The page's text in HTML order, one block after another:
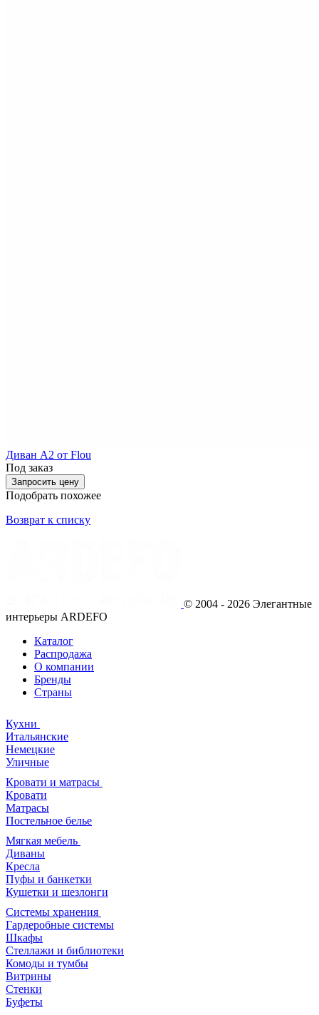
Диван A2 от Flou
Под заказ
Запросить цену
Подобрать похожее
Возврат к списку
© 2004 - 2026 Элегантные
интерьеры ARDEFO
Каталог
Распродажа
О компании
Бренды
Страны
Кухни
Итальянские
Немецкие
Уличные
Кровати и матрасы
Кровати
Матрасы
Постельное белье
Мягкая мебель
Диваны
Кресла
Пуфы и банкетки
Кушетки и шезлонги
Системы хранения
Гардеробные системы
Шкафы
Стеллажи и библиотеки
Комоды и тумбы
Витрины
Стенки
Буфеты